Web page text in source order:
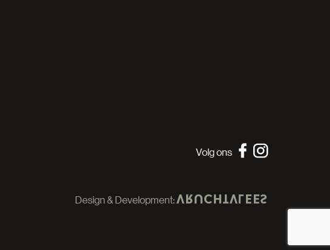
Volg ons
Design & Development: